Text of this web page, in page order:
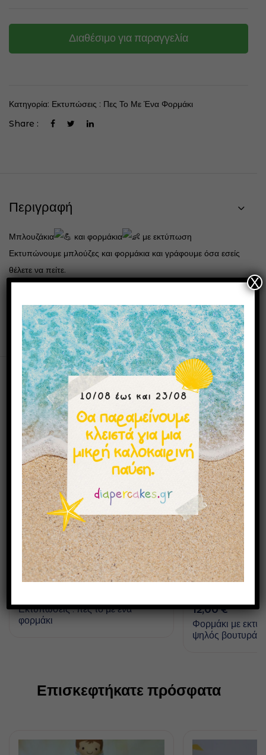
Διαθέσιμο για παραγγελία
Κατηγορία: Εκτυπώσεις : Πες Το Με Ένα Φορμάκι
Share :
Περιγραφή
Μπλουζάκια και φορμάκια
με εκτύπωση
Εκτυπώνουμε μπλούζες και φορμάκια και γράφουμε όσα εσείς
θέλετε να πείτε.
17,00 ευρώ το T-shirt ενηλικών
Μπορεί επίσης να σας αρέσουν
Εκτυπώσεις : πες το με ένα
φορμάκι
12,00€
Φορμάκι με
ψηλός
Επισκεφτήκατε πρόσφατα
X